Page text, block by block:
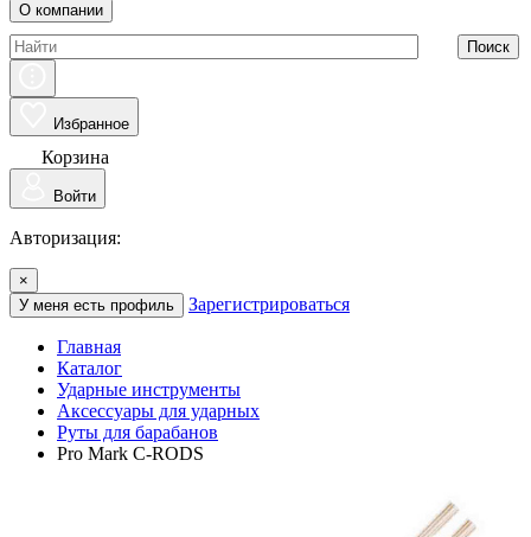
О компании
Поиск
Избранное
Корзина
Войти
Авторизация:
×
У меня есть профиль
Зарегистрироваться
Главная
Каталог
Ударные инструменты
Аксессуары для ударных
Руты для барабанов
Pro Mark C-RODS